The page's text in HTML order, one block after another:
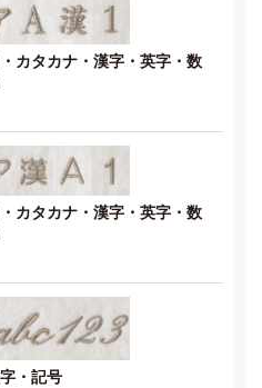
カタカナ・漢字・英字・数
カタカナ・漢字・英字・数
・記号